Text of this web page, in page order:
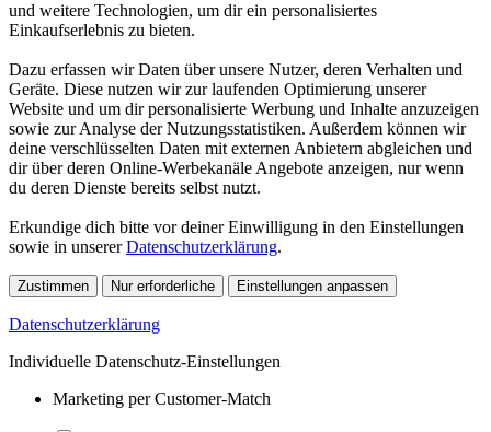
und weitere Technologien, um dir ein personalisiertes
Einkaufserlebnis zu bieten.
Dazu erfassen wir Daten über unsere Nutzer, deren Verhalten und
Geräte. Diese nutzen wir zur laufenden Optimierung unserer
Website und um dir personalisierte Werbung und Inhalte anzuzeigen
sowie zur Analyse der Nutzungsstatistiken. Außerdem können wir
deine verschlüsselten Daten mit externen Anbietern abgleichen und
dir über deren Online-Werbekanäle Angebote anzeigen, nur wenn
du deren Dienste bereits selbst nutzt.
Erkundige dich bitte vor deiner Einwilligung in den Einstellungen
sowie in unsererDatenschutzerklärung.
Zustimmen Nur erforderliche Einstellungen anpassen
Datenschutzerklärung
Individuelle Datenschutz-Einstellungen
Marketing per Customer-Match